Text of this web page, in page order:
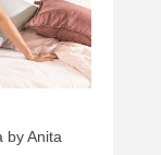
by Anita